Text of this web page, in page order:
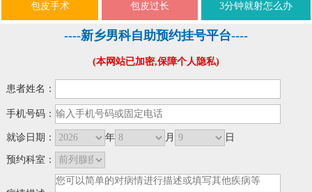
包皮手术 包皮过长 3分钟就射怎么办
----新乡男科自助预约挂号平台----
(本网站已加密,保障个人隐私)
患者姓名：
手机号码：
就诊日期： 年 月 日
预约科室：